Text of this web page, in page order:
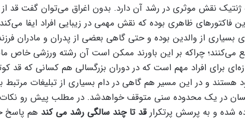
نقش موثری در رشد آن دارد. بدون اغراق می‌توان گفت قد از
فاکتورهای ظاهری بوده که نقش مهمی در زیبایی افراد ایفا
بسیاری از والدین بوده و حتی گاهی بعضی از پدران و مادران
می‌کنند؛ چراکه بر این باورند ممکن است آن رشته ورزشی خاص
برای افراد مهم است که در دوران بزرگسالی هم کسانی که قد
هستند و در این مسیر هم گاهی در دام بسیاری از تبلیغات مرتبط
در یک محدوده سنی متوقف خواهدشد. در مطلب پیش رو
شده و به پرسش پرتکرارقد تا چند سالگی رشد می کند هم پاسخ